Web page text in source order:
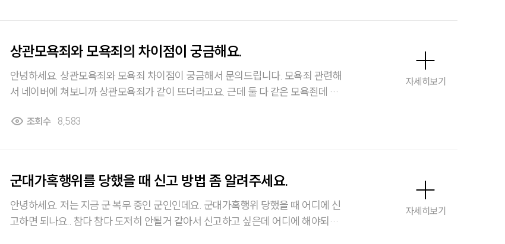
대륜법률상담예약
상관모욕죄와 모욕죄의 차이점이 궁금해요.
안녕하세요. 상관모욕죄와 모욕죄 차이점이 궁금해서 문의드립니다. 모욕죄 관련해
서 네이버에 쳐보니까 상관모욕죄가 같이 뜨더라고요. 근데 둘 다 같은 모욕죈데 죄
대해 설명해주세요.
조회수 8,583
자세히보기
군대가혹행위를 당했을 때 신고 방법 좀 알려주세요.
안녕하세요. 저는 지금 군 복무 중인 군인인데요. 군대가혹행위 당했을 때 어디에 신
고하면 되나요.. 참다 참다 도저히 안될거 같아서 신고하고 싶은데 어디에 해야되는
자세히보기